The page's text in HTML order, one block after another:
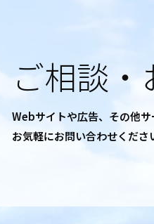
ご相談・
Webサイトや広告、その他サ
お気軽にお問い合わせくださ